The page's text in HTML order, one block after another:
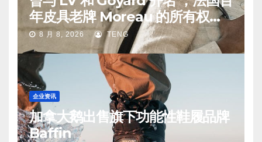
年皮具老牌 Moreau 的所有权易
手8 月 8, 2026 TENG
企业资讯
加拿大鹅出售旗下功能性鞋履品牌
Baffin